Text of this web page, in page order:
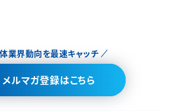
業界動向を最速キャッチ
メルマガ登録はこちら